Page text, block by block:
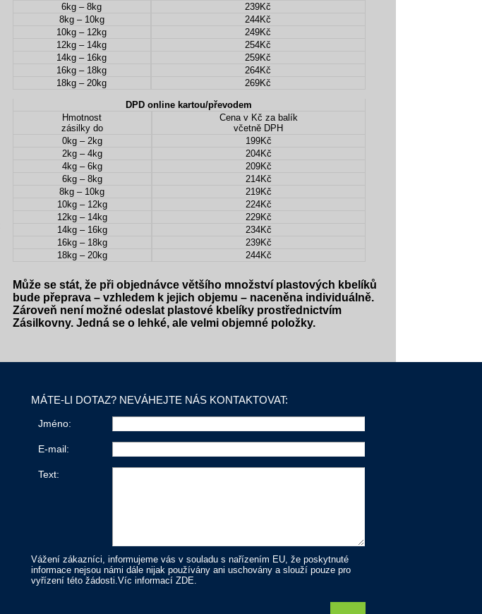
6kg – 8kg
239Kč
8kg – 10kg
244Kč
10kg – 12kg
249Kč
12kg – 14kg
254Kč
14kg – 16kg
259Kč
16kg – 18kg
264Kč
18kg – 20kg
269Kč
DPD online kartou/převodem
Hmotnost
zásilky do
Cena v Kč za balík
včetně DPH
0kg – 2kg
199Kč
2kg – 4kg
204Kč
4kg – 6kg
209Kč
6kg – 8kg
214Kč
8kg – 10kg
219Kč
10kg – 12kg
224Kč
12kg – 14kg
229Kč
14kg – 16kg
234Kč
16kg – 18kg
239Kč
18kg – 20kg
244Kč
Může se stát, že při objednávce většího množství plastových kbelíků
bude přeprava – vzhledem k jejich objemu – naceněna individuálně.
Zároveň není možné odeslat plastové kbelíky prostřednictvím
Zásilkovny. Jedná se o lehké, ale velmi objemné položky.
MÁTE-LI DOTAZ? NEVÁHEJTE NÁS KONTAKTOVAT:
Jméno:
E-mail:
Text:
Vážení zákazníci, informujeme vás v souladu s nařízením EU, že poskytnuté
informace nejsou námi dále nijak používány ani uschovány a slouží pouze pro
vyřízení této žádosti. Víc informací ZDE.